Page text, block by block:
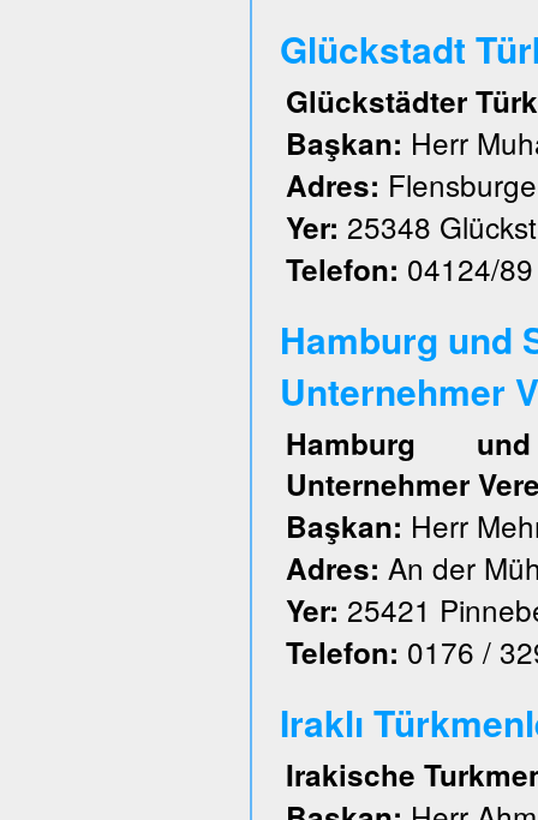
Glückstadt
Glückstädter
Başkan: Herr
Adres:
Yer: 25348
Telefon: 04124/
Hamburg und
Unternehmer
Hamburg und
Unternehmer
Başkan: Herr
Adres: An der
Yer: 25421
Telefon: 0176 /
Iraklı
Irakische